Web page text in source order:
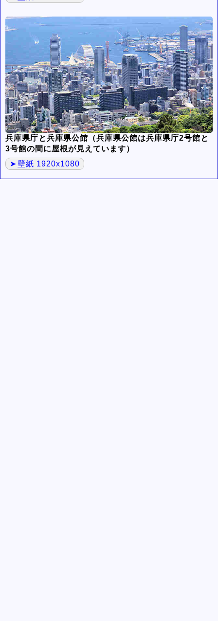
兵庫県庁と兵庫県公館（兵庫県公館は兵庫県庁2号館と
3号館の間に屋根が見えています）
壁紙 1920x1080